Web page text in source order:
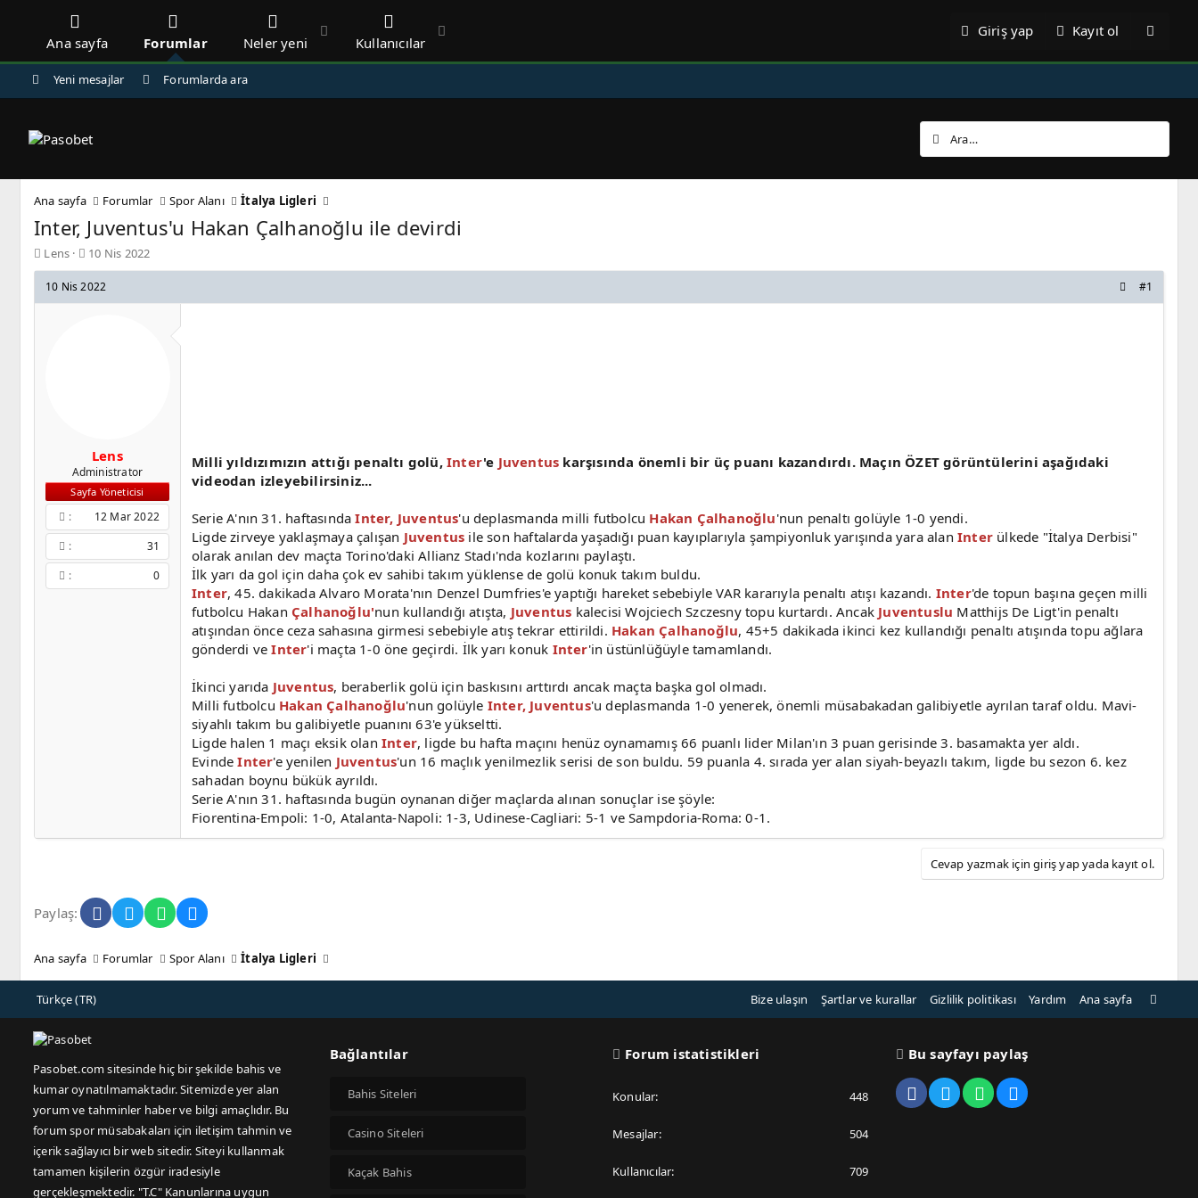
Ana sayfa Forumlar Neler yeni Kullanıcılar
Giriş yap Kayıt ol
Yeni mesajlar Forumlarda ara
Ana sayfa Forumlar Spor Alanı İtalya Ligleri
Inter, Juventus'u Hakan Çalhanoğlu ile devirdi
K
o
n
b
Lens
B
a
ş
l
h
i
10 Nis 2022
10 Nis 2022 #1
Lens
Administrator
Sayfa Yöneticisi
12 Mar 2022
31
0
Milli yıldızımızın attığı penaltı golü, Inter'e Juventus karşısında önemli bir üç puanı kazandırdı. Maçın ÖZET görüntülerini aşağıdaki
videodan izleyebilirsiniz...
Serie A'nın 31. haftasında Inter, Juventus'u deplasmanda milli futbolcu Hakan Çalhanoğlu'nun penaltı golüyle 1-0 yendi.
Ligde zirveye yaklaşmaya çalışan Juventus ile son haftalarda yaşadığı puan kayıplarıyla şampiyonluk yarışında yara alanInter ülkede "İtalya Derbisi"
olarak anılan dev maçta Torino'daki Allianz Stadı'nda kozlarını paylaştı.
İlk yarı da gol için daha çok ev sahibi takım yüklense de golü konuk takım buldu.
Inter, 45. dakikada Alvaro Morata'nın Denzel Dumfries'e yaptığı hareket sebebiyle VAR kararıyla penaltı atışı kazandı. Inter'de topun başına geçen milli
futbolcu Hakan Çalhanoğlu'nun kullandığı atışta, Juventus kalecisi Wojciech Szczesny topu kurtardı. Ancak Juventuslu Matthijs De Ligt'in penaltı
atışından önce ceza sahasına girmesi sebebiyle atış tekrar ettirildi. Hakan Çalhanoğlu, 45+5 dakikada ikinci kez kullandığı penaltı atışında topu ağlara
gönderdi veInter'i maçta 1-0 öne geçirdi. İlk yarı konuk Inter'in üstünlüğüyle tamamlandı.
İkinci yarıda Juventus, beraberlik golü için baskısını arttırdı ancak maçta başka gol olmadı.
Milli futbolcu Hakan Çalhanoğlu'nun golüyle Inter, Juventus'u deplasmanda 1-0 yenerek, önemli müsabakadan galibiyetle ayrılan taraf oldu. Mavi-
siyahlı takım bu galibiyetle puanını 63'e yükseltti.
Ligde halen 1 maçı eksik olan Inter, ligde bu hafta maçını henüz oynamamış 66 puanlı lider Milan'ın 3 puan gerisinde 3. basamakta yer aldı.
EvindeInter'e yenilen Juventus'un 16 maçlık yenilmezlik serisi de son buldu. 59 puanla 4. sırada yer alan siyah-beyazlı takım, ligde bu sezon 6. kez
sahadan boynu bükük ayrıldı.
Serie A'nın 31. haftasında bugün oynanan diğer maçlarda alınan sonuçlar ise şöyle:
Fiorentina-Empoli: 1-0, Atalanta-Napoli: 1-3, Udinese-Cagliari: 5-1 ve Sampdoria-Roma: 0-1.
Cevap yazmak için giriş yap yada kayıt ol.
Paylaş: Facebook
TwitterWhatsApp
E-posta
Ana sayfa Forumlar Spor Alanı İtalya Ligleri
Türkçe (TR) Bize ulaşın Şartlar ve kurallar Gizlilik politikası Yardım Ana sayfa
R
S
Pasobet.com sitesinde hiç bir şekilde bahis ve
kumar oynatılmamaktadır. Sitemizde yer alan
yorum ve tahminler haber ve bilgi amaçlıdır. Bu
forum spor müsabakaları için iletişim tahmin ve
içerik sağlayıcı bir web sitedir. Siteyi kullanmak
tamamen kişilerin özgür iradesiyle
gerçekleşmektedir. "T.C" Kanunlarına uygun
Bağlantılar
Bahis Siteleri
Casino Siteleri
Kaçak Bahis
Forum istatistikleri
Konular 448
Mesajlar 504
Kullanıcılar 709
Bu sayfayı paylaş
Facebook
TwitterWhatsApp
E-posta